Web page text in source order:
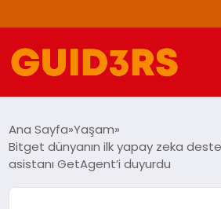
YAŞAM
Ana Sayfa Yaşam
Bitget dünyanın ilk yapay zeka
asistanı GetAgent’i duyurdu